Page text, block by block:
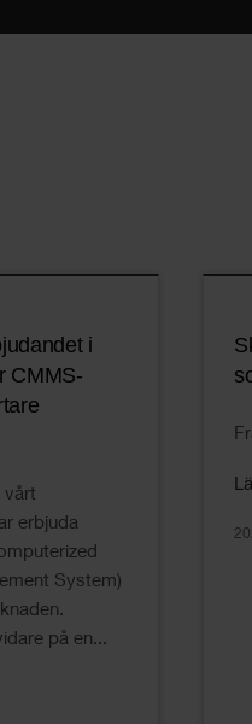
i
CMMS-
vårt
erbjuda
System)
på en...